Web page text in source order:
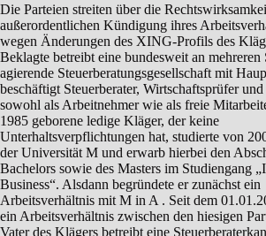
Die Parteien streiten über die
außerordentlichen Kündigung ihres
wegen Änderungen des XING-Profils des
Beklagte betreibt eine bundesweit an mehreren
agierende Steuerberatungsgesellschaft mit
beschäftigt Steuerberater, Wirtschaftsprüfer
sowohl als Arbeitnehmer wie als freie
1985 geborene ledige Kläger, der keine
Unterhaltsverpflichtungen hat, studierte von
der Universität M und erwarb hierbei den
Bachelors sowie des Masters im Studiengang
Business“. Alsdann begründete er zunächst ein
Arbeitsverhältnis mit M in A . Seit dem
ein Arbeitsverhältnis zwischen den hiesigen
Vater des Klägers betreibt eine